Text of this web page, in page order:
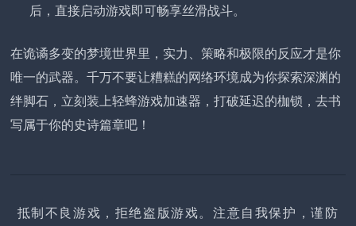
后，直接启动游戏即可畅享丝滑战斗。
在诡谲多变的梦境世界里，实力、策略和极限的反应才是你
唯一的武器。千万不要让糟糕的网络环境成为你探索深渊的
绊脚石，立刻装上轻蜂游戏加速器，打破延迟的枷锁，去书
写属于你的史诗篇章吧！
抵制不良游戏，拒绝盗版游戏。注意自我保护，谨防